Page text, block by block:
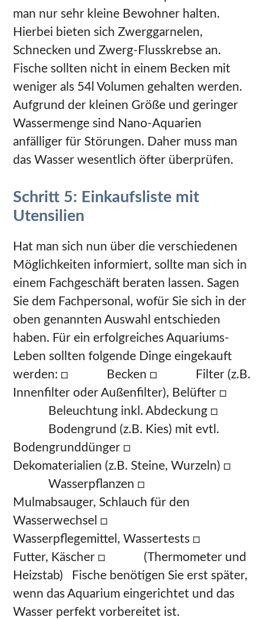
man nur sehr kleine Bewohner halten.
Hierbei bieten sich Zwerggarnelen,
Schnecken und Zwerg-Flusskrebse an.
Fische sollten nicht in einem Becken mit
weniger als 54l Volumen gehalten werden.
Aufgrund der kleinen Größe und geringer
Wassermenge sind Nano-Aquarien
anfälliger für Störungen. Daher muss man
das Wasser wesentlich öfter überprüfen.
Schritt 5: Einkaufsliste mit
Utensilien
Hat man sich nun über die verschiedenen
Möglichkeiten informiert, sollte man sich in
einem Fachgeschäft beraten lassen. Sagen
Sie dem Fachpersonal, wofür Sie sich in der
oben genannten Auswahl entschieden
haben. Für ein erfolgreiches Aquariums-
Leben sollten folgende Dinge eingekauft
werden: □ Becken □ Filter (z.B.
Innenfilter oder Außenfilter), Belüfter □
Beleuchtung inkl. Abdeckung □
Bodengrund (z.B. Kies) mit evtl.
Bodengrunddünger □
Dekomaterialien (z.B. Steine, Wurzeln) □
Wasserpflanzen □
Mulmabsauger, Schlauch für den
Wasserwechsel □
Wasserpflegemittel, Wassertests □
Futter, Käscher □ (Thermometer und
Heizstab) Fische benötigen Sie erst später,
wenn das Aquarium eingerichtet und das
Wasser perfekt vorbereitet ist.